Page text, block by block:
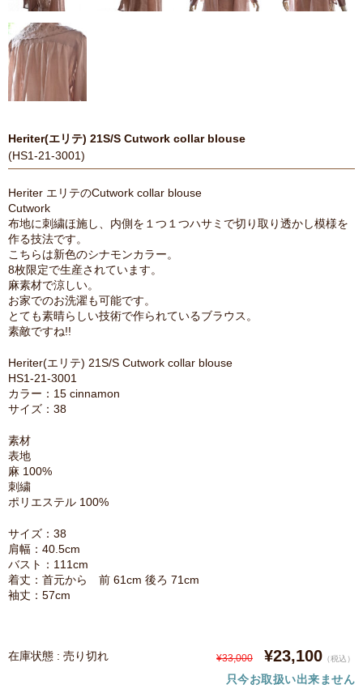
Heriter(エリテ) 21S/S Cutwork collar blouse
(HS1-21-3001)
Heriter エリテのCutwork collar blouse
Cutwork
布地に刺繍ほ施し、内側を１つ１つハサミで切り取り透かし模様を
作る技法です。
こちらは新色のシナモンカラー。
8枚限定で生産されています。
麻素材で涼しい。
お家でのお洗濯も可能です。
とても素晴らしい技術で作られているブラウス。
素敵ですね!!
Heriter(エリテ) 21S/S Cutwork collar blouse
HS1-21-3001
カラー：15 cinnamon
サイズ：38
素材
表地
麻 100%
刺繍
ポリエステル 100%
サイズ：38
肩幅：40.5cm
バスト：111cm
着丈：首元から 前 61cm 後ろ 71cm
袖丈：57cm
在庫状態 : 売り切れ ¥33,000 ¥23,100 （税込）
只今お取扱い出来ません